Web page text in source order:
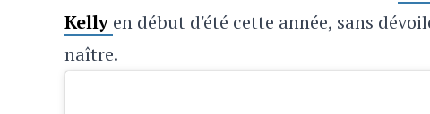
Kelly en début d'été cette année, sans
naître.